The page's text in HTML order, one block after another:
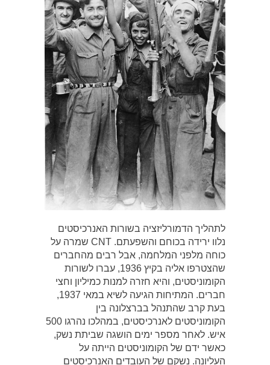
לתהליך הדמורליזציה בשורות האנרכיסטים
נלוו ירידה בכוחם והשפעתם. CNT שמרה על
כוחה מלפני המלחמה, אבל רבים מהחברים
שהצטרפו אליה בקיץ 1936, עברו לשורות
הקומוניסטים, והיא חזרה למנות כמיליון וחצי
חברים. המתיחות הגיעה לשיא במאי 1937,
בעת קרב שהתנהל בברצלונה בין
הקומוניסטים לאנרכיסטים, במהלכו נהרגו 500
איש. לאחר מספר ימים הושגה שביתת נשק,
כאשר ידם של הקומוניסטים הייתה על
העליונה. נשקם של העובדים האנרכיסטים